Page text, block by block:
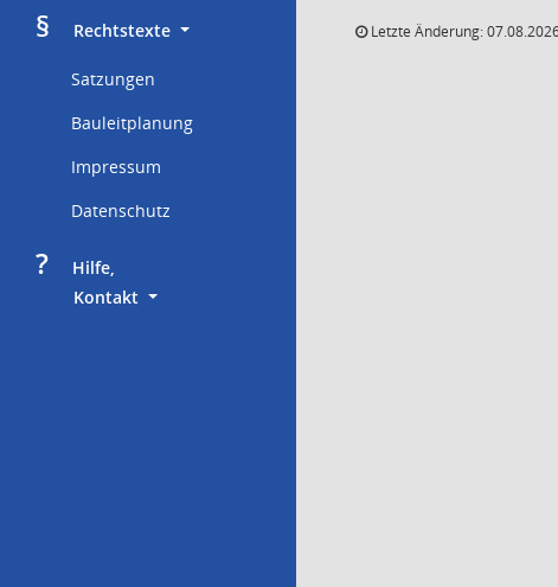
§
     Rechtstexte
Satzungen
Bauleitplanung
Impressum
Datenschutz
?
     Hilfe,
Kontakt
Letzte Änderung: